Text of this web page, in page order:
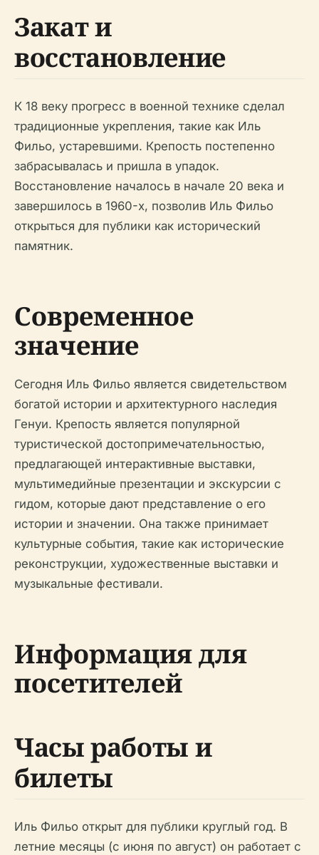
Закат и
восстановление
К 18 веку прогресс в военной технике сделал
традиционные укрепления, такие как Иль
Фильо, устаревшими. Крепость постепенно
забрасывалась и пришла в упадок.
Восстановление началось в начале 20 века и
завершилось в 1960-х, позволив Иль Фильо
открыться для публики как исторический
памятник.
Современное
значение
Сегодня Иль Фильо является свидетельством
богатой истории и архитектурного наследия
Генуи. Крепость является популярной
туристической достопримечательностью,
предлагающей интерактивные выставки,
мультимедийные презентации и экскурсии с
гидом, которые дают представление о его
истории и значении. Она также принимает
культурные события, такие как исторические
реконструкции, художественные выставки и
музыкальные фестивали.
Информация для
посетителей
Часы работы и
билеты
Иль Фильо открыт для публики круглый год. В
летние месяцы (с июня по август) он работает с